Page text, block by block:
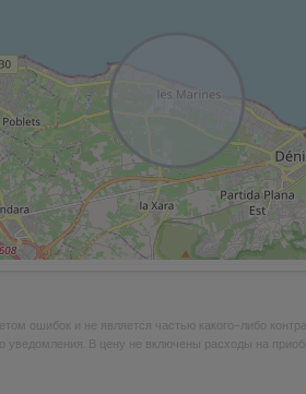
ошибок и не является частью какого-либо
уведомления. В цену не включены расходы на